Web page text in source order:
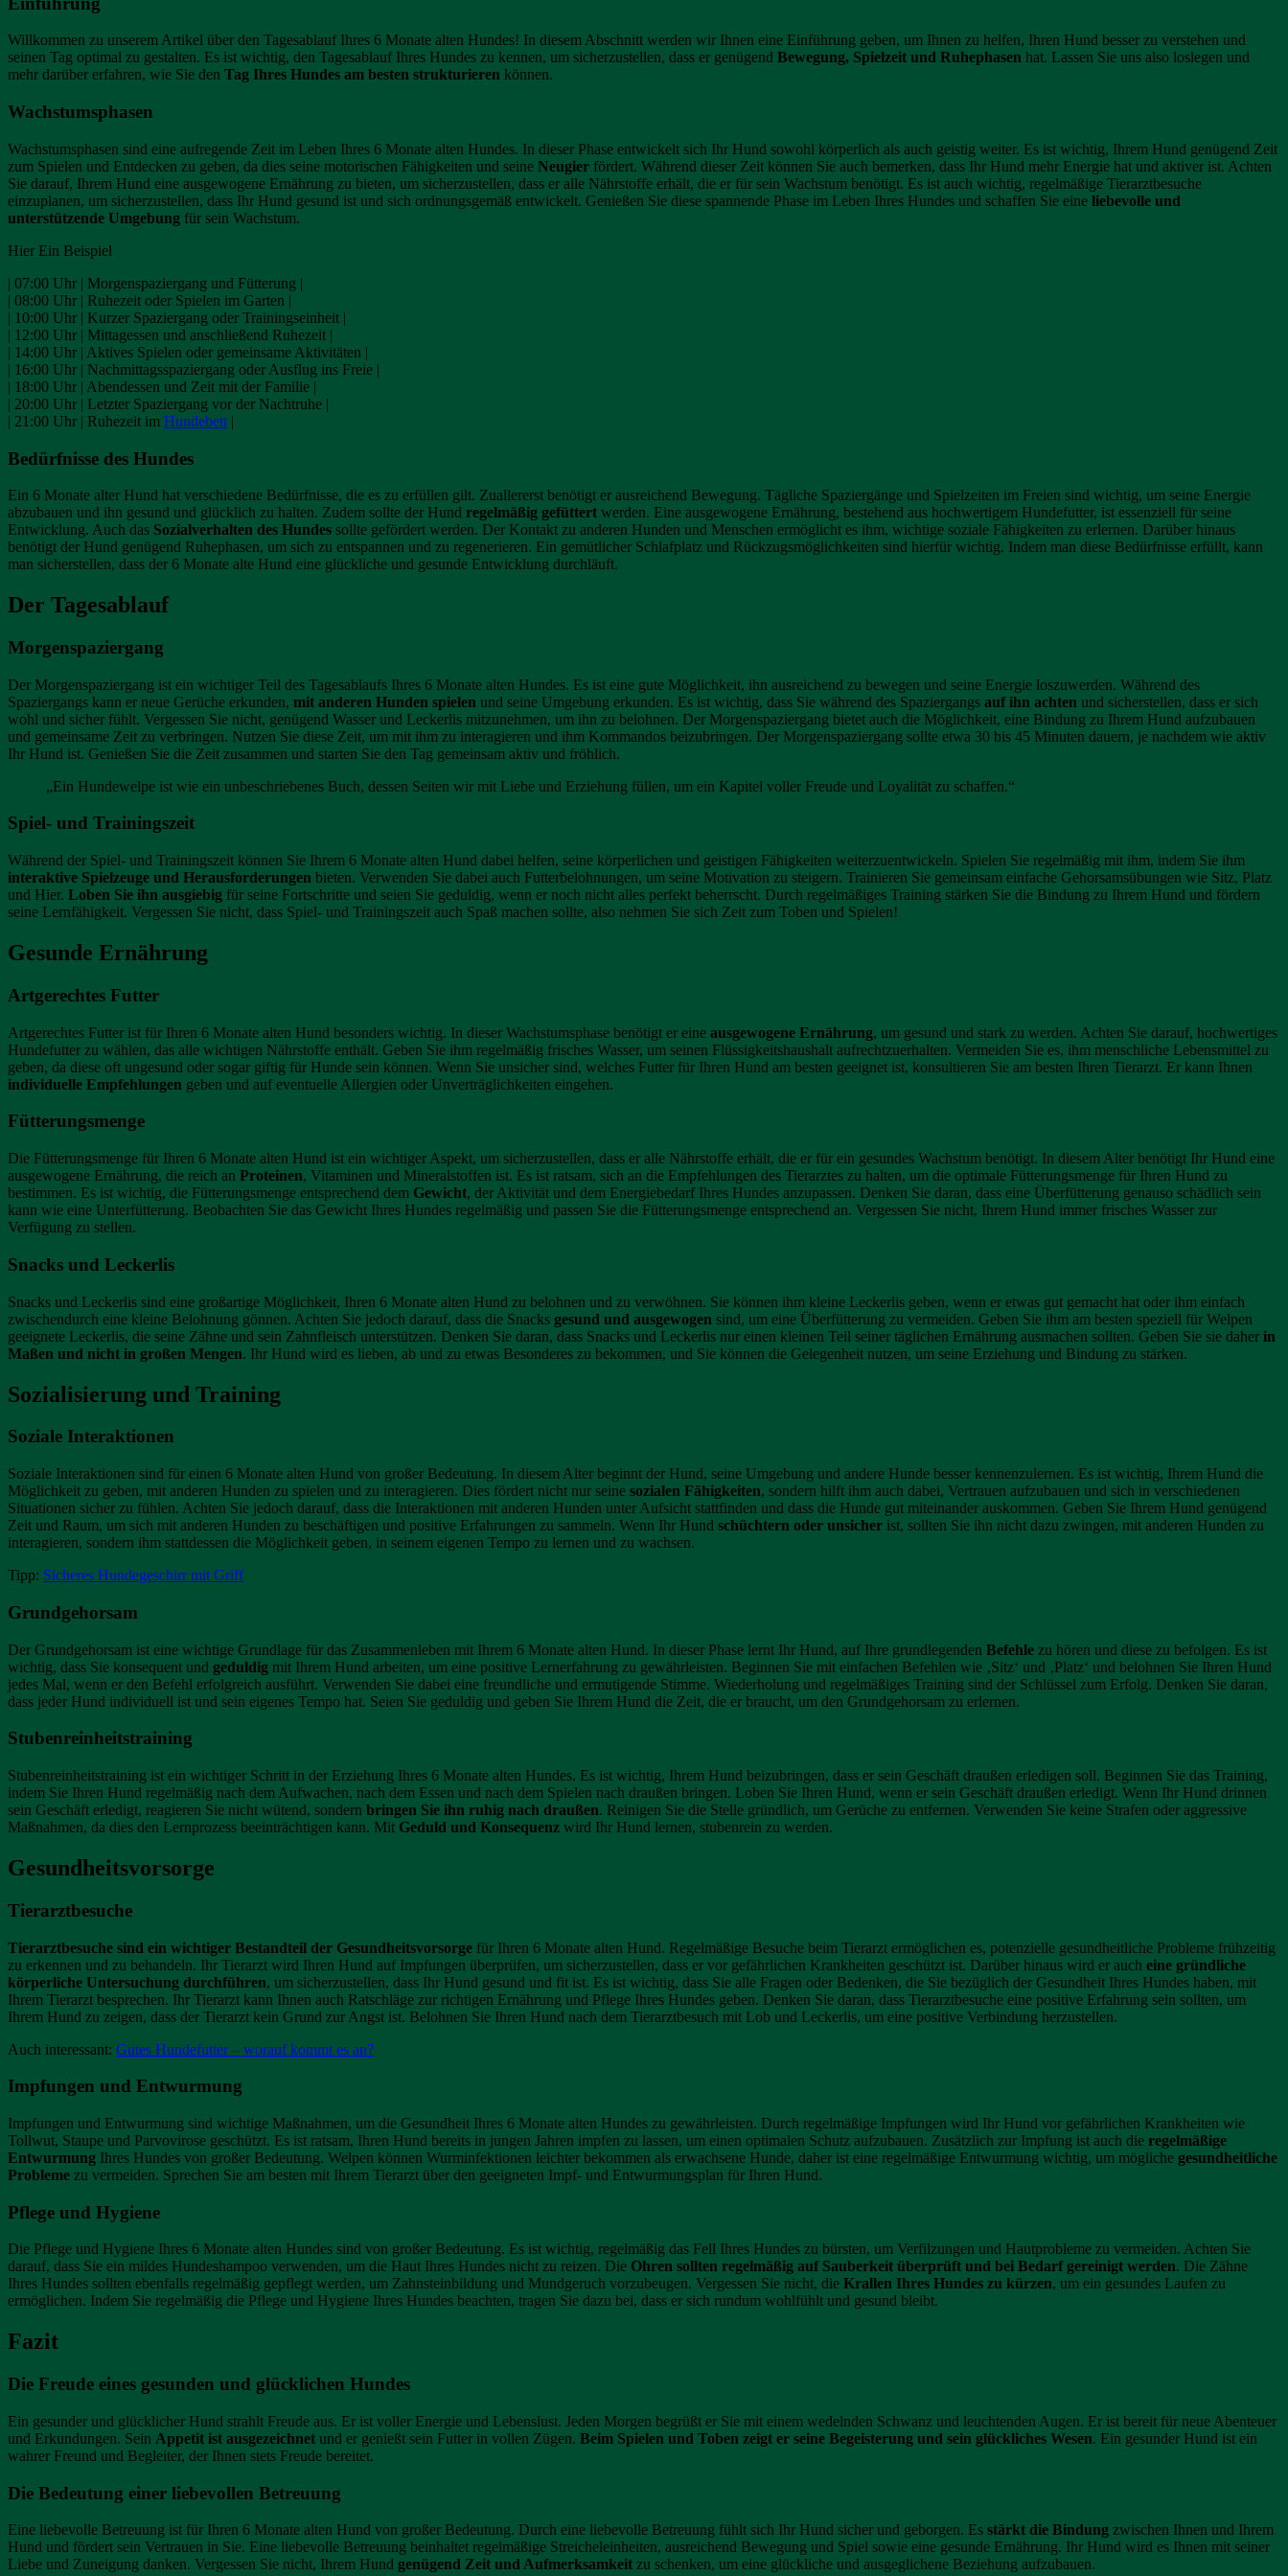
Willkommen zu unserem Artikel über den Tagesablauf Ihres 6 Monate alten Hundes! In diesem Abschnitt werden wir Ihnen eine Einführung geben, um Ihnen zu helfen, Ihren Hund besser zu verstehen und
seinen Tag optimal zu gestalten. Es ist wichtig, den Tagesablauf Ihres Hundes zu kennen, um sicherzustellen, dass er genügend Bewegung, Spielzeit und Ruhephasen hat. Lassen Sie uns also loslegen und
mehr darüber erfahren, wie Sie den Tag Ihres Hundes am besten strukturieren können.
Wachstumsphasen
Wachstumsphasen sind eine aufregende Zeit im Leben Ihres 6 Monate alten Hundes. In dieser Phase entwickelt sich Ihr Hund sowohl körperlich als auch geistig weiter. Es ist wichtig, Ihrem Hund genügend Zeit
zum Spielen und Entdecken zu geben, da dies seine motorischen Fähigkeiten und seine Neugier fördert. Während dieser Zeit können Sie auch bemerken, dass Ihr Hund mehr Energie hat und aktiver ist. Achten
Sie darauf, Ihrem Hund eine ausgewogene Ernährung zu bieten, um sicherzustellen, dass er alle Nährstoffe erhält, die er für sein Wachstum benötigt. Es ist auch wichtig, regelmäßige Tierarztbesuche
einzuplanen, um sicherzustellen, dass Ihr Hund gesund ist und sich ordnungsgemäß entwickelt. Genießen Sie diese spannende Phase im Leben Ihres Hundes und schaffen Sie eine liebevolle und
unterstützende Umgebung für sein Wachstum.
Hier Ein Beispiel
| 07:00 Uhr | Morgenspaziergang und Fütterung |
| 08:00 Uhr | Ruhezeit oder Spielen im Garten |
| 10:00 Uhr | Kurzer Spaziergang oder Trainingseinheit |
| 12:00 Uhr | Mittagessen und anschließend Ruhezeit |
| 14:00 Uhr | Aktives Spielen oder gemeinsame Aktivitäten |
| 16:00 Uhr | Nachmittagsspaziergang oder Ausflug ins Freie |
| 18:00 Uhr | Abendessen und Zeit mit der Familie |
| 20:00 Uhr | Letzter Spaziergang vor der Nachtruhe |
| 21:00 Uhr | Ruhezeit im Hundebett |
Bedürfnisse des Hundes
Ein 6 Monate alter Hund hat verschiedene Bedürfnisse, die es zu erfüllen gilt. Zuallererst benötigt er ausreichend Bewegung. Tägliche Spaziergänge und Spielzeiten im Freien sind wichtig, um seine Energie
abzubauen und ihn gesund und glücklich zu halten. Zudem sollte der Hund regelmäßig gefüttert werden. Eine ausgewogene Ernährung, bestehend aus hochwertigem Hundefutter, ist essenziell für seine
Entwicklung. Auch das Sozialverhalten des Hundes sollte gefördert werden. Der Kontakt zu anderen Hunden und Menschen ermöglicht es ihm, wichtige soziale Fähigkeiten zu erlernen. Darüber hinaus
benötigt der Hund genügend Ruhephasen, um sich zu entspannen und zu regenerieren. Ein gemütlicher Schlafplatz und Rückzugsmöglichkeiten sind hierfür wichtig. Indem man diese Bedürfnisse erfüllt, kann
man sicherstellen, dass der 6 Monate alte Hund eine glückliche und gesunde Entwicklung durchläuft.
Der Tagesablauf
Morgenspaziergang
Der Morgenspaziergang ist ein wichtiger Teil des Tagesablaufs Ihres 6 Monate alten Hundes. Es ist eine gute Möglichkeit, ihn ausreichend zu bewegen und seine Energie loszuwerden. Während des
Spaziergangs kann er neue Gerüche erkunden, mit anderen Hunden spielen und seine Umgebung erkunden. Es ist wichtig, dass Sie während des Spaziergangs auf ihn achten und sicherstellen, dass er sich
wohl und sicher fühlt. Vergessen Sie nicht, genügend Wasser und Leckerlis mitzunehmen, um ihn zu belohnen. Der Morgenspaziergang bietet auch die Möglichkeit, eine Bindung zu Ihrem Hund aufzubauen
und gemeinsame Zeit zu verbringen. Nutzen Sie diese Zeit, um mit ihm zu interagieren und ihm Kommandos beizubringen. Der Morgenspaziergang sollte etwa 30 bis 45 Minuten dauern, je nachdem wie aktiv
Ihr Hund ist. Genießen Sie die Zeit zusammen und starten Sie den Tag gemeinsam aktiv und fröhlich.
„Ein Hundewelpe ist wie ein unbeschriebenes Buch, dessen Seiten wir mit Liebe und Erziehung füllen, um ein Kapitel voller Freude und Loyalität zu schaffen.“
Spiel- und Trainingszeit
Während der Spiel- und Trainingszeit können Sie Ihrem 6 Monate alten Hund dabei helfen, seine körperlichen und geistigen Fähigkeiten weiterzuentwickeln. Spielen Sie regelmäßig mit ihm, indem Sie ihm
interaktive Spielzeuge und Herausforderungen bieten. Verwenden Sie dabei auch Futterbelohnungen, um seine Motivation zu steigern. Trainieren Sie gemeinsam einfache Gehorsamsübungen wie Sitz, Platz
und Hier. Loben Sie ihn ausgiebig für seine Fortschritte und seien Sie geduldig, wenn er noch nicht alles perfekt beherrscht. Durch regelmäßiges Training stärken Sie die Bindung zu Ihrem Hund und fördern
seine Lernfähigkeit. Vergessen Sie nicht, dass Spiel- und Trainingszeit auch Spaß machen sollte, also nehmen Sie sich Zeit zum Toben und Spielen!
Gesunde Ernährung
Artgerechtes Futter
Artgerechtes Futter ist für Ihren 6 Monate alten Hund besonders wichtig. In dieser Wachstumsphase benötigt er eine ausgewogene Ernährung, um gesund und stark zu werden. Achten Sie darauf, hochwertiges
Hundefutter zu wählen, das alle wichtigen Nährstoffe enthält. Geben Sie ihm regelmäßig frisches Wasser, um seinen Flüssigkeitshaushalt aufrechtzuerhalten. Vermeiden Sie es, ihm menschliche Lebensmittel zu
geben, da diese oft ungesund oder sogar giftig für Hunde sein können. Wenn Sie unsicher sind, welches Futter für Ihren Hund am besten geeignet ist, konsultieren Sie am besten Ihren Tierarzt. Er kann Ihnen
individuelle Empfehlungen geben und auf eventuelle Allergien oder Unverträglichkeiten eingehen.
Fütterungsmenge
Die Fütterungsmenge für Ihren 6 Monate alten Hund ist ein wichtiger Aspekt, um sicherzustellen, dass er alle Nährstoffe erhält, die er für ein gesundes Wachstum benötigt. In diesem Alter benötigt Ihr Hund eine
ausgewogene Ernährung, die reich an Proteinen, Vitaminen und Mineralstoffen ist. Es ist ratsam, sich an die Empfehlungen des Tierarztes zu halten, um die optimale Fütterungsmenge für Ihren Hund zu
bestimmen. Es ist wichtig, die Fütterungsmenge entsprechend dem Gewicht, der Aktivität und dem Energiebedarf Ihres Hundes anzupassen. Denken Sie daran, dass eine Überfütterung genauso schädlich sein
kann wie eine Unterfütterung. Beobachten Sie das Gewicht Ihres Hundes regelmäßig und passen Sie die Fütterungsmenge entsprechend an. Vergessen Sie nicht, Ihrem Hund immer frisches Wasser zur
Verfügung zu stellen.
Snacks und Leckerlis
Snacks und Leckerlis sind eine großartige Möglichkeit, Ihren 6 Monate alten Hund zu belohnen und zu verwöhnen. Sie können ihm kleine Leckerlis geben, wenn er etwas gut gemacht hat oder ihm einfach
zwischendurch eine kleine Belohnung gönnen. Achten Sie jedoch darauf, dass die Snacks gesund und ausgewogen sind, um eine Überfütterung zu vermeiden. Geben Sie ihm am besten speziell für Welpen
geeignete Leckerlis, die seine Zähne und sein Zahnfleisch unterstützen. Denken Sie daran, dass Snacks und Leckerlis nur einen kleinen Teil seiner täglichen Ernährung ausmachen sollten. Geben Sie sie daher in
Maßen und nicht in großen Mengen. Ihr Hund wird es lieben, ab und zu etwas Besonderes zu bekommen, und Sie können die Gelegenheit nutzen, um seine Erziehung und Bindung zu stärken.
Sozialisierung und Training
Soziale Interaktionen
Soziale Interaktionen sind für einen 6 Monate alten Hund von großer Bedeutung. In diesem Alter beginnt der Hund, seine Umgebung und andere Hunde besser kennenzulernen. Es ist wichtig, Ihrem Hund die
Möglichkeit zu geben, mit anderen Hunden zu spielen und zu interagieren. Dies fördert nicht nur seine sozialen Fähigkeiten, sondern hilft ihm auch dabei, Vertrauen aufzubauen und sich in verschiedenen
Situationen sicher zu fühlen. Achten Sie jedoch darauf, dass die Interaktionen mit anderen Hunden unter Aufsicht stattfinden und dass die Hunde gut miteinander auskommen. Geben Sie Ihrem Hund genügend
Zeit und Raum, um sich mit anderen Hunden zu beschäftigen und positive Erfahrungen zu sammeln. Wenn Ihr Hund schüchtern oder unsicher ist, sollten Sie ihn nicht dazu zwingen, mit anderen Hunden zu
interagieren, sondern ihm stattdessen die Möglichkeit geben, in seinem eigenen Tempo zu lernen und zu wachsen.
Tipp: Sicheres Hundegeschirr mit Griff
Grundgehorsam
Der Grundgehorsam ist eine wichtige Grundlage für das Zusammenleben mit Ihrem 6 Monate alten Hund. In dieser Phase lernt Ihr Hund, auf Ihre grundlegenden Befehle zu hören und diese zu befolgen. Es ist
wichtig, dass Sie konsequent und geduldig mit Ihrem Hund arbeiten, um eine positive Lernerfahrung zu gewährleisten. Beginnen Sie mit einfachen Befehlen wie ‚Sitz‘ und ‚Platz‘ und belohnen Sie Ihren Hund
jedes Mal, wenn er den Befehl erfolgreich ausführt. Verwenden Sie dabei eine freundliche und ermutigende Stimme. Wiederholung und regelmäßiges Training sind der Schlüssel zum Erfolg. Denken Sie daran,
dass jeder Hund individuell ist und sein eigenes Tempo hat. Seien Sie geduldig und geben Sie Ihrem Hund die Zeit, die er braucht, um den Grundgehorsam zu erlernen.
Stubenreinheitstraining
Stubenreinheitstraining ist ein wichtiger Schritt in der Erziehung Ihres 6 Monate alten Hundes. Es ist wichtig, Ihrem Hund beizubringen, dass er sein Geschäft draußen erledigen soll. Beginnen Sie das Training,
indem Sie Ihren Hund regelmäßig nach dem Aufwachen, nach dem Essen und nach dem Spielen nach draußen bringen. Loben Sie Ihren Hund, wenn er sein Geschäft draußen erledigt. Wenn Ihr Hund drinnen
sein Geschäft erledigt, reagieren Sie nicht wütend, sondern bringen Sie ihn ruhig nach draußen. Reinigen Sie die Stelle gründlich, um Gerüche zu entfernen. Verwenden Sie keine Strafen oder aggressive
Maßnahmen, da dies den Lernprozess beeinträchtigen kann. Mit Geduld und Konsequenz wird Ihr Hund lernen, stubenrein zu werden.
Gesundheitsvorsorge
Tierarztbesuche
Tierarztbesuche sind ein wichtiger Bestandteil der Gesundheitsvorsorge für Ihren 6 Monate alten Hund. Regelmäßige Besuche beim Tierarzt ermöglichen es, potenzielle gesundheitliche Probleme frühzeitig
zu erkennen und zu behandeln. Ihr Tierarzt wird Ihren Hund auf Impfungen überprüfen, um sicherzustellen, dass er vor gefährlichen Krankheiten geschützt ist. Darüber hinaus wird er auch eine gründliche
körperliche Untersuchung durchführen, um sicherzustellen, dass Ihr Hund gesund und fit ist. Es ist wichtig, dass Sie alle Fragen oder Bedenken, die Sie bezüglich der Gesundheit Ihres Hundes haben, mit
Ihrem Tierarzt besprechen. Ihr Tierarzt kann Ihnen auch Ratschläge zur richtigen Ernährung und Pflege Ihres Hundes geben. Denken Sie daran, dass Tierarztbesuche eine positive Erfahrung sein sollten, um
Ihrem Hund zu zeigen, dass der Tierarzt kein Grund zur Angst ist. Belohnen Sie Ihren Hund nach dem Tierarztbesuch mit Lob und Leckerlis, um eine positive Verbindung herzustellen.
Auch interessant: Gutes Hundefutter – worauf kommt es an?
Impfungen und Entwurmung
Impfungen und Entwurmung sind wichtige Maßnahmen, um die Gesundheit Ihres 6 Monate alten Hundes zu gewährleisten. Durch regelmäßige Impfungen wird Ihr Hund vor gefährlichen Krankheiten wie
Tollwut, Staupe und Parvovirose geschützt. Es ist ratsam, Ihren Hund bereits in jungen Jahren impfen zu lassen, um einen optimalen Schutz aufzubauen. Zusätzlich zur Impfung ist auch die regelmäßige
Entwurmung Ihres Hundes von großer Bedeutung. Welpen können Wurminfektionen leichter bekommen als erwachsene Hunde, daher ist eine regelmäßige Entwurmung wichtig, um mögliche gesundheitliche
Probleme zu vermeiden. Sprechen Sie am besten mit Ihrem Tierarzt über den geeigneten Impf- und Entwurmungsplan für Ihren Hund.
Pflege und Hygiene
Die Pflege und Hygiene Ihres 6 Monate alten Hundes sind von großer Bedeutung. Es ist wichtig, regelmäßig das Fell Ihres Hundes zu bürsten, um Verfilzungen und Hautprobleme zu vermeiden. Achten Sie
darauf, dass Sie ein mildes Hundeshampoo verwenden, um die Haut Ihres Hundes nicht zu reizen. Die Ohren sollten regelmäßig auf Sauberkeit überprüft und bei Bedarf gereinigt werden. Die Zähne
Ihres Hundes sollten ebenfalls regelmäßig gepflegt werden, um Zahnsteinbildung und Mundgeruch vorzubeugen. Vergessen Sie nicht, die Krallen Ihres Hundes zu kürzen, um ein gesundes Laufen zu
ermöglichen. Indem Sie regelmäßig die Pflege und Hygiene Ihres Hundes beachten, tragen Sie dazu bei, dass er sich rundum wohlfühlt und gesund bleibt.
Fazit
Die Freude eines gesunden und glücklichen Hundes
Ein gesunder und glücklicher Hund strahlt Freude aus. Er ist voller Energie und Lebenslust. Jeden Morgen begrüßt er Sie mit einem wedelnden Schwanz und leuchtenden Augen. Er ist bereit für neue Abenteuer
und Erkundungen. Sein Appetit ist ausgezeichnet und er genießt sein Futter in vollen Zügen. Beim Spielen und Toben zeigt er seine Begeisterung und sein glückliches Wesen. Ein gesunder Hund ist ein
wahrer Freund und Begleiter, der Ihnen stets Freude bereitet.
Die Bedeutung einer liebevollen Betreuung
Eine liebevolle Betreuung ist für Ihren 6 Monate alten Hund von großer Bedeutung. Durch eine liebevolle Betreuung fühlt sich Ihr Hund sicher und geborgen. Es stärkt die Bindung zwischen Ihnen und Ihrem
Hund und fördert sein Vertrauen in Sie. Eine liebevolle Betreuung beinhaltet regelmäßige Streicheleinheiten, ausreichend Bewegung und Spiel sowie eine gesunde Ernährung. Ihr Hund wird es Ihnen mit seiner
Liebe und Zuneigung danken. Vergessen Sie nicht, Ihrem Hund genügend Zeit und Aufmerksamkeit zu schenken, um eine glückliche und ausgeglichene Beziehung aufzubauen.